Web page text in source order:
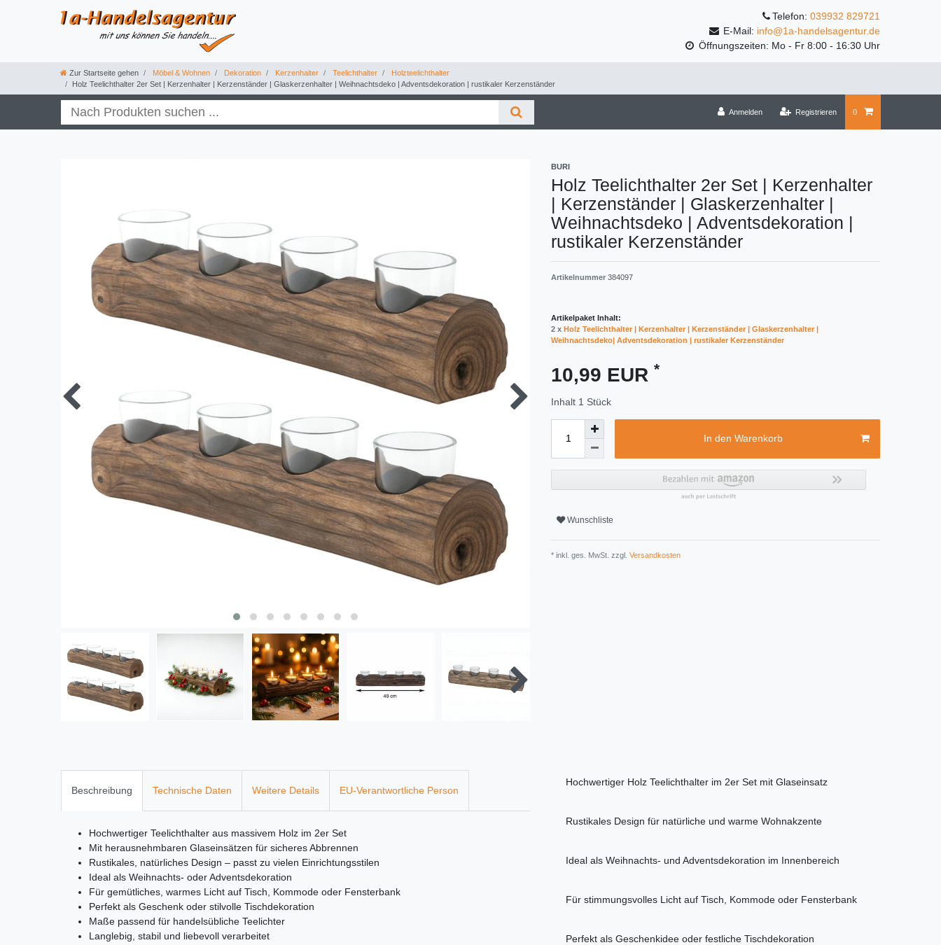
Telefon: 039932 829721
E-Mail: info@1a-handelsagentur.de
Öffnungszeiten: Mo - Fr 8:00 - 16:30 Uhr
Zur Startseite gehen Möbel & Wohnen Dekoration Kerzenhalter Teelichthalter
Holzteelichthalter
Holz Teelichthalter 2er Set | Kerzenhalter | Kerzenständer | Glaskerzenhalter | Weihnachtsdeko | Adventsdekoration | rustikaler Kerzenständer
Anmelden Registrieren 0
BURI
Holz Teelichthalter 2er Set | Kerzenhalter
| Kerzenständer | Glaskerzenhalter |
Weihnachtsdeko | Adventsdekoration |
rustikaler Kerzenständer
Artikelnummer 384097
Artikelpaket Inhalt:
2 x Holz Teelichthalter | Kerzenhalter | Kerzenständer | Glaskerzenhalter |
Weihnachtsdeko| Adventsdekoration | rustikaler Kerzenständer
10,99 EUR *
Inhalt 1 Stück
In den Warenkorb
Wunschliste
* inkl. ges. MwSt. zzgl. Versandkosten
Beschreibung Technische Daten Weitere Details EU-Verantwortliche Person
Hochwertiger Teelichthalter aus massivem Holz im 2er Set
Mit herausnehmbaren Glaseinsätzen für sicheres Abbrennen
Rustikales, natürliches Design – passt zu vielen Einrichtungsstilen
Ideal als Weihnachts- oder Adventsdekoration
Für gemütliches, warmes Licht auf Tisch, Kommode oder Fensterbank
Perfekt als Geschenk oder stilvolle Tischdekoration
Maße passend für handelsübliche Teelichter
Langlebig, stabil und liebevoll verarbeitet
Hochwertiger Holz Teelichthalter im 2er Set mit Glaseinsatz
Rustikales Design für natürliche und warme Wohnakzente
Ideal als Weihnachts- und Adventsdekoration im Innenbereich
Für stimmungsvolles Licht auf Tisch, Kommode oder Fensterbank
Perfekt als Geschenkidee oder festliche Tischdekoration